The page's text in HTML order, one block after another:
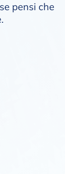
pensi che